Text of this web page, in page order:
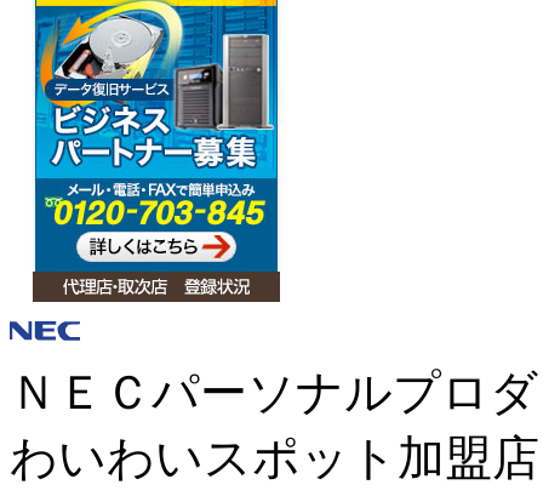
ＮＥＣパーソナルプロ
わいわいスポット加盟店